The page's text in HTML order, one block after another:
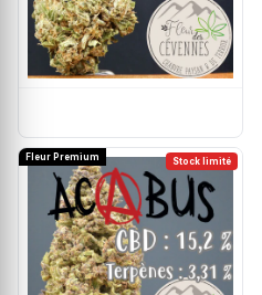
Stock limité
Fleur Premium